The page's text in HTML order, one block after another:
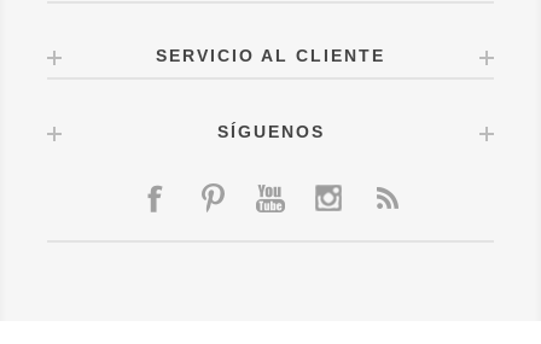
SERVICIO AL CLIENTE
SÍGUENOS